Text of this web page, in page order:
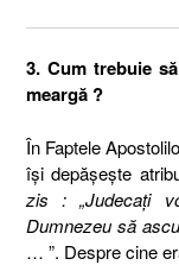
3. Cum trebuie
meargă ?
În Faptele
îşi depăşeşte
zis : „Judecaţi
Dumnezeu să
… ”. Despre cine